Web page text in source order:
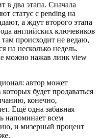
в два этапа. Сначала
статус с pending на
а ждут второго этапа
английских ключевиков
происходит не ведаю,
на несколько недель.
можно нажав линк view
автор может
будет продаваться
конечно,
Ещё одна забавная
напоминает всем
и мизерный процент